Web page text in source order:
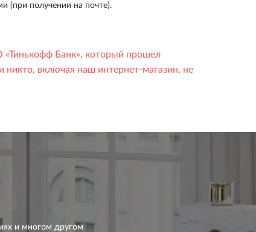
(при получении на почте).
«Тинькофф Банк», который прошел
включая наш интернет-магазин, не
и многом другом